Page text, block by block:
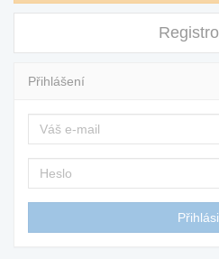
Přihlášení